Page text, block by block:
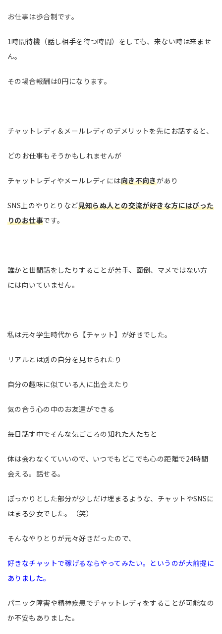
お仕事は歩合制です。
1時間待機（話し相手を待つ時間）をしても、来ない時は来ませ
ん。
その場合報酬は0円になります。
チャットレディ＆メールレディのデメリットを先にお話すると、
どのお仕事もそうかもしれませんが
チャットレディやメールレディには向き不向きがあり
SNS上のやりとりなど見知らぬ人との交流が好きな方にはぴった
りのお仕事です。
誰かと世間話をしたりすることが苦手、面倒、マメではない方
には向いていません。
私は元々学生時代から【チャット】が好きでした。
リアルとは別の自分を見せられたり
自分の趣味に似ている人に出会えたり
気の合う心の中のお友達ができる
毎日話す中でそんな気ごころの知れた人たちと
体は会わなくていいので、いつでもどこでも心の距離で24時間
会える。話せる。
ぽっかりとした部分が少しだけ埋まるような、チャットやSNSに
はまる少女でした。（笑）
そんなやりとりが元々好きだったので、
好きなチャットで稼げるならやってみたい。というのが大前提に
ありました。
パニック障害や精神疾患でチャットレディをすることが可能なの
か不安もありました。